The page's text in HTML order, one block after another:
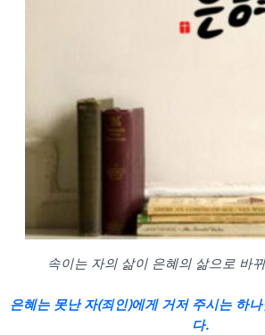
속이는 자의 삶이 은혜의 삶으로 바
은혜는 못난 자(죄인)에게 거저 주시는 하
다.